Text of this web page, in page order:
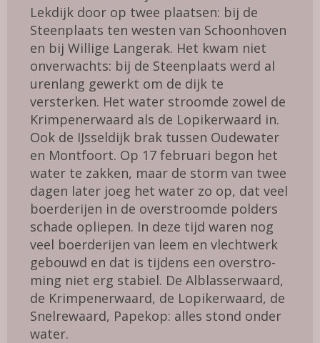
Lekdijk door op twee plaatsen: bij de
Steenplaats ten westen van Schoon­hoven
en bij Willige Langerak. Het kwam niet
onverwachts: bij de Steenplaats werd al
urenlang gewerkt om de dijk te
versterken. Het water stroomde zowel de
Krimpenerwaard als de Lopikerwaard in.
Ook de IJsseldijk brak tussen Oudewater
en Montfoort. Op 17 februari begon het
water te zakken, maar de storm van twee
dagen later joeg het water zo op, dat veel
boerderijen in de overstroomde polders
schade opliepen. In deze tijd waren nog
veel boerderijen van leem en vlechtwerk
gebouwd en dat is tijdens een overstro­
ming niet erg stabiel. De Alblasserwaard,
de Krimpenerwaard, de Lopikerwaard, de
Snelrewaard, Papekop: alles stond onder
water.